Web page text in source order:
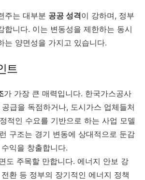
주는 대부분 공공 성격이 강하며, 정부
합니다. 이는 변동성을 제한하는 동시
는 양면성을 가지고 있습니다.
트
가 가장 큰 매력입니다. 한국가스공사
급을 독점하거나, 도시가스 업체들처
적인 수요를 기반으로 하는 사업 모델
구조는 경기 변동에 상대적으로 둔감
익을 창출합니다.
도 주목할 만합니다. 에너지 안보 강
환 등 정부의 장기적인 에너지 정책